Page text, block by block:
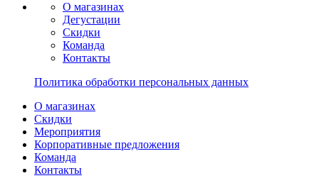
О магазинах
Дегустации
Скидки
Команда
Контакты
Политика обработки персональных данных
О магазинах
Скидки
Мероприятия
Корпоративные предложения
Команда
Контакты